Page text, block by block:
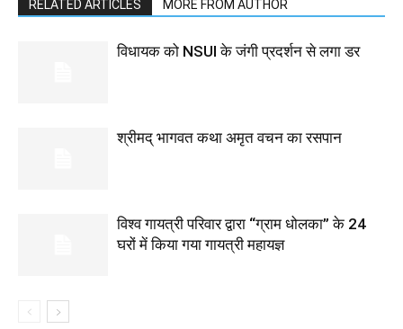
RELATED ARTICLES MORE FROM AUTHOR
विधायक को NSUI के जंगी प्रदर्शन से लगा डर
श्रीमद् भागवत कथा अमृत वचन का रसपान
विश्व गायत्री परिवार द्वारा “ग्राम धोलका” के 24
घरों में किया गया गायत्री महायज्ञ